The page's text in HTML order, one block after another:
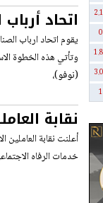
0
1
اتحاد
الاصطناعي
التنافسية
يقوم اتحاد ارباب
وتأتي هذه الخطوة
(نوفو)،
نقابة
عمل في
أعلنت نقابة
خدمات الرفاه